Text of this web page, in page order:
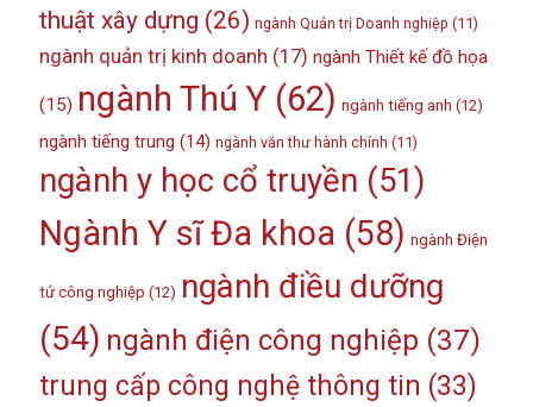
thuật xây dựng (26) ngành Quản trị Doanh nghiệp (11)
ngành quản trị kinh doanh (17) ngành Thiết kế đồ họa
(15) ngành Thú Y(62) ngành tiếng anh (12)
ngành tiếng trung (14) ngành văn thư hành chính (11)
ngành y học cổ truyền (51)
Ngành Y sĩ Đa khoa (58) ngành Điện
tử công nghiệp (12) ngành điều dưỡng
(54) ngành điện công nghiệp (37)
trung cấp công nghệ thông tin (33)